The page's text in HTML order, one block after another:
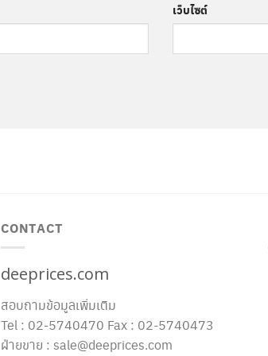
เว็บไซต์
CONTACT
deeprices.com
สอบถามข้อมูลเพิ่มเติม
Tel : 02-5740470 Fax : 02-5740473
ฝ่ายขาย : sale@deeprices.com